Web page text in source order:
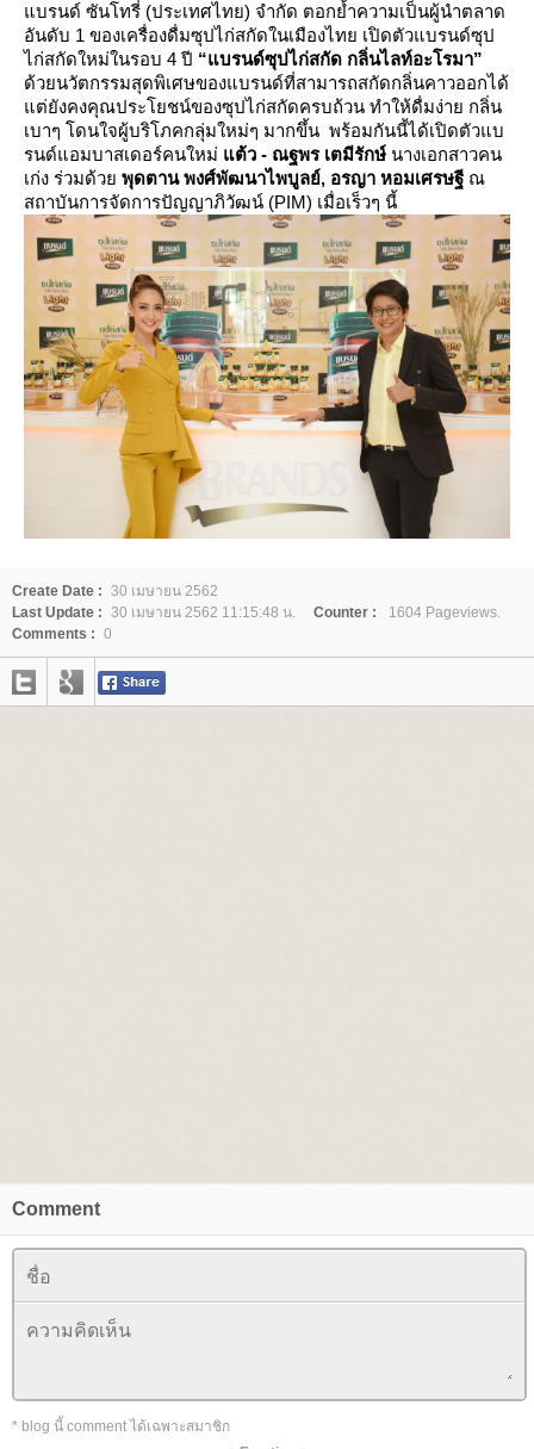
บรนด์ ซันโทรี่ (ประเทศไทย) จำกัด ตอกย้ำความเป็นผู้นำตลาด
อันดับ 1 ของเครื่องดื่มซุปไก่สกัดในเมืองไทย เปิดตัวแบรนด์ซุป
ไก่สกัดใหม่ในรอบ 4 ปี “แบรนด์ซุปไก่สกัด กลิ่นไลท์อะโรมา”
ด้วยนวัตกรรมสุดพิเศษของแบรนด์ที่สามารถสกัดกลิ่นคาวออกได้
ต่ยังคงคุณประโยชน์ของซุปไก่สกัดครบถ้วน ทำให้ดื่มง่าย กลิ่น
เบาๆ โดนใจผู้บริโภคกลุ่มใหม่ๆ มากขึ้น พร้อมกันนี้ได้เปิดตัวแบ
รนด์แอมบาสเดอร์คนใหม่ ต้ว - ณฐพร เตมีรักษ์ นางเอกสาวคน
เก่ง ร่วมด้ว พุดตาน พงศ์พัฒนาไพบูลย์, อรญา หอมเศรษฐี ณ
สถาบันการจัดการปัญญาภิวัฒน์ (PIM) เมื่อเร็วๆ นี้
Create Date : 30 เมษายน 2562
Last Update : 30 เมษายน 2562 11:15:48 น. Counter :
1604 Pageviews.
Comments : 0
Comment
* blog นี้ comment ได้เฉพาะสมาชิก